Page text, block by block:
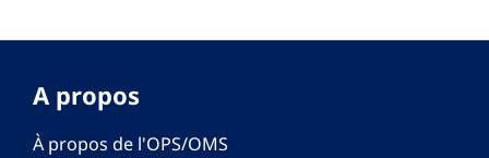
A propos
À propos de l'OPS/OMS